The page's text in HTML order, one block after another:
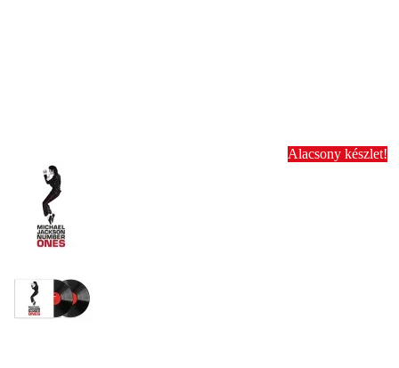
Alacsony készlet!